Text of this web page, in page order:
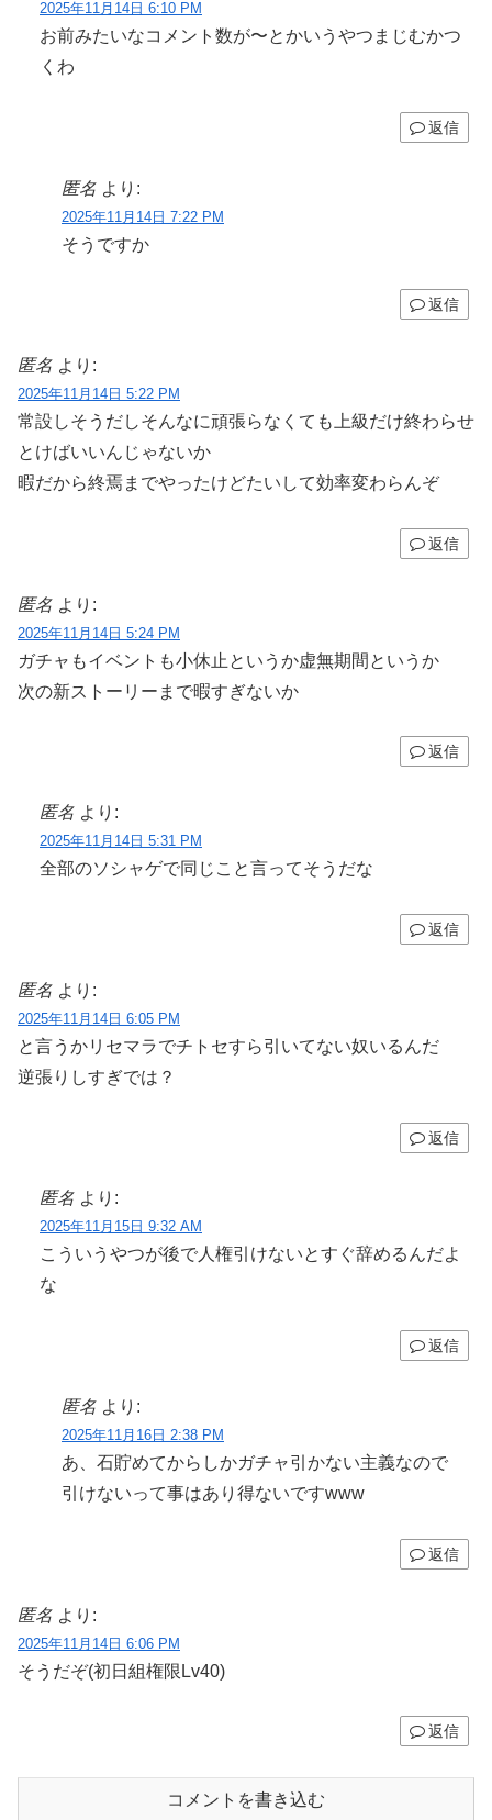
2025年11月14日 6:10 PM
お前みたいなコメント数が〜とかいうやつまじむかつ
くわ
返信
匿名 より:
2025年11月14日 7:22 PM
そうですか
返信
匿名 より:
2025年11月14日 5:22 PM
常設しそうだしそんなに頑張らなくても上級だけ終わらせ
とけばいいんじゃないか
暇だから終焉までやったけどたいして効率変わらんぞ
返信
匿名 より:
2025年11月14日 5:24 PM
ガチャもイベントも小休止というか虚無期間というか
次の新ストーリーまで暇すぎないか
返信
匿名 より:
2025年11月14日 5:31 PM
全部のソシャゲで同じこと言ってそうだな
返信
匿名 より:
2025年11月14日 6:05 PM
と言うかリセマラでチトセすら引いてない奴いるんだ
逆張りしすぎでは？
返信
匿名 より:
2025年11月15日 9:32 AM
こういうやつが後で人権引けないとすぐ辞めるんだよ
な
返信
匿名 より:
2025年11月16日 2:38 PM
あ、石貯めてからしかガチャ引かない主義なので
引けないって事はあり得ないですwww
返信
匿名 より:
2025年11月14日 6:06 PM
そうだぞ(初日組権限Lv40)
返信
コメントを書き込む